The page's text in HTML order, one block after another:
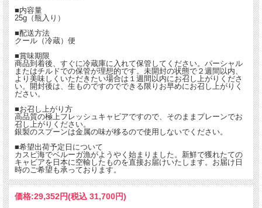
■内容量
25g（瓶入り）
■配送方法
クール（冷蔵）便
■賞味期限
商品到着後、すぐに冷蔵庫に入れて保管してください。パーシャル
またはチルドでの保管が理想的です。未開封の状態で２週間以内、
より美味しくいただきたい場合は１週間以内にお召し上がりくださ
い。開封後は、生ものですのでできる限りお早めにお召し上がりく
ださい。
■お召し上がり方
高品質の極上フレッシュキャビアですので、そのままプレーンでお
召し上がりください。
銀製のスプーンは金属の味が移るので使用しないでください。
■希望出荷予定日について
カスピ海でベルーガ漁がようやく始まりました。新鮮で獲れたての
キャビアを日本に空輸したものを直接お届けいたします。お届け日
時のご希望も承っております。
価格:29,352円(税込 31,700円)